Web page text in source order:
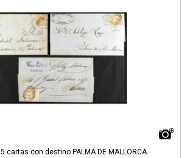
5 cartas con destino PALMA DE MALLORCA.